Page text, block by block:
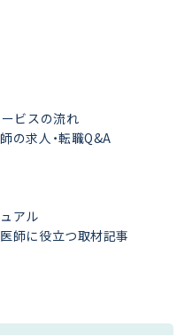
ビスの流れ
の求人・転職Q&A
アル
医師に役立つ取材記事